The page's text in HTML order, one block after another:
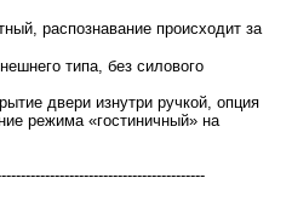
распознавание происходит за
типа, без силового
двери изнутри ручкой, опция
режима «гостиничный» на